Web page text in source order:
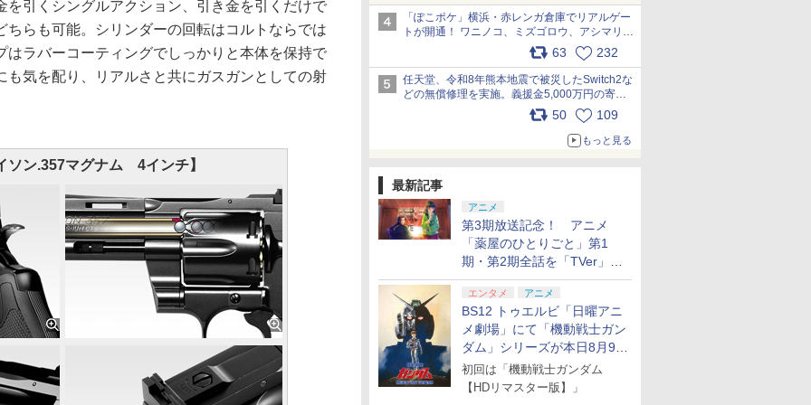
「ぽこポケ」横浜・赤レンガ倉庫でリアルゲー
トが開通！ ワニノコ、ミズゴロウ、アシマリ登
場シーンをレポート pic.x.com/LDgEByVl6D
63 232
任天堂、令和8年熊本地震で被災したSwitch2な
どの無償修理を実施。義援金5,000万円の寄付
も発表 pic.x.com/BAYsMfUfUC
50 109
もっと見る
最新記事
アニメ
第3期放送記念！ アニメ
「薬屋のひとりごと」第1
期・第2期全話を「TVer」に
て期間限定で順次無料配信開
始エンタメ アニメ
BS12 トゥエルビ「日曜アニ
メ劇場」にて「機動戦士ガン
ダム」シリーズが本日8月9日
から8週連続で放送
初回は「機動戦士ガンダム
【HDリマスター版】」
引くシングルアクション、引き金を引くだけで
ちらも可能。シリンダーの回転はコルトならでは
はラバーコーティングでしっかりと本体を保持で
も気を配り、リアルさと共にガスガンとしての射
ソン.357マグナム 4インチ】